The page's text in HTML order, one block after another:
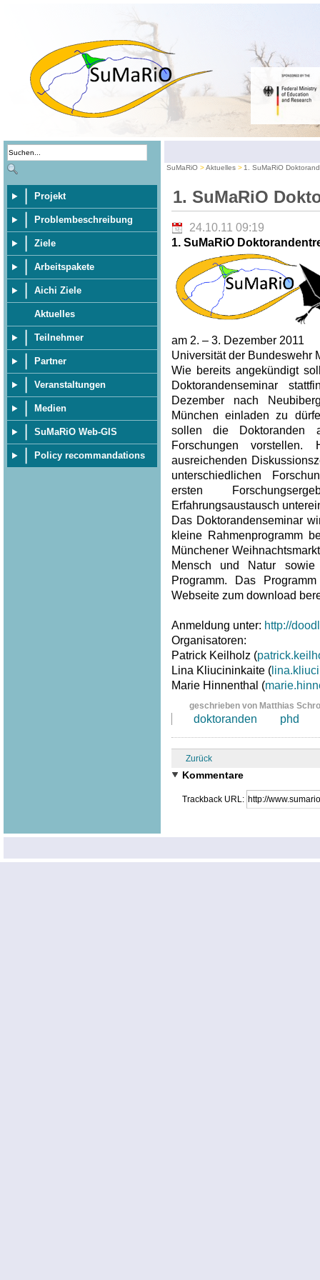
Projekt
Problembeschreibung
Ziele
Arbeitspakete
Aichi Ziele
Aktuelles
Teilnehmer
Partner
Veranstaltungen
Medien
SuMaRiO Web-GIS
Policy recommandations
SuMaRiO Aktuelles 1. SuMaRiO
1. SuMaRiO
24.10.11 09:19
1. SuMaRiO
am 2. – 3. Dezember 2011
Universität der Bundeswehr
Wie bereits angekündigt
Doktorandenseminar
Dezember nach
München einladen zu
sollen die Doktoranden
Forschungen
ausreichenden
unterschiedlichen
ersten
Erfahrungsaustausch
Das Doktorandenseminar
kleine Rahmenprogramm
Münchener
Mensch und Natur
Programm. Das
Webseite zum download
Anmeldung unter: http://
Organisatoren:
Patrick Keilholz (
Lina Kliucininkaite (
Marie Hinnenthal (
geschrieben von Matthias
doktoranden phd
Zurück
Kommentare
Trackback URL: